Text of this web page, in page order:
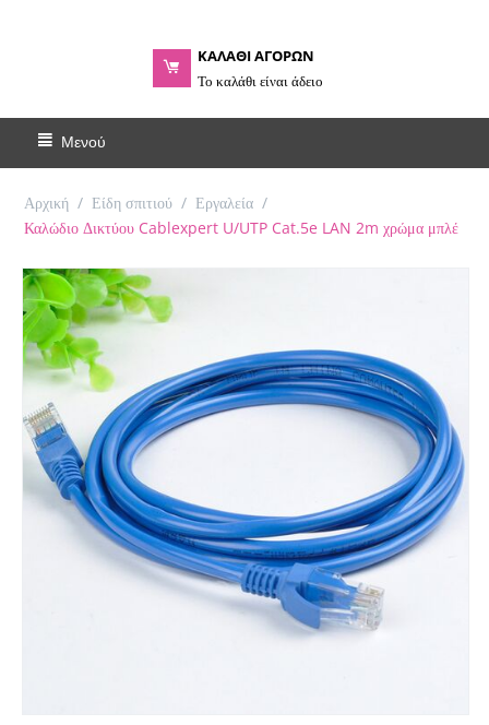
ΚΑΛΑΘΙ ΑΓΟΡΩΝ
Το καλάθι είναι άδειο
Μενού
Αρχική / Είδη σπιτιού / Εργαλεία /
Καλώδιο Δικτύου Cablexpert U/UTP Cat.5e LAN 2m χρώμα μπλέ